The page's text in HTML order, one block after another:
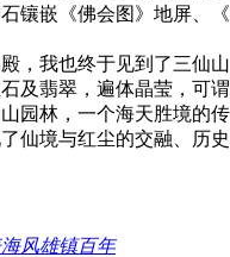
镶嵌《佛会图》地屏
，我也终于见到了三
及翡翠，遍体晶莹，可
园林，一个海天胜境的
仙境与红尘的交融、历史
风雄镇百年